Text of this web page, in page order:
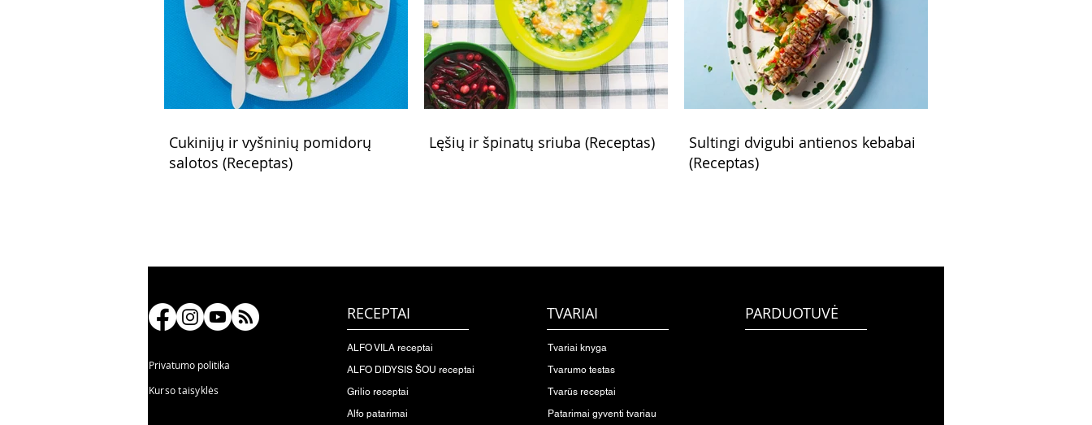
Cukinijų ir vyšninių pomidorų
salotos (Receptas)
Lęšių ir špinatų sriuba (Receptas)
Sultingi dvigubi antienos kebabai
(Receptas)
Privatumo politika
Kurso taisyklės
RECEPTAI
ALFO VILA receptai
ALFO DIDYSIS ŠOU receptai
Grilio receptai
Alfo patarimai
TVARIAI
Tvariai knyga
Tvarumo testas
Tvarūs receptai
Patarimai gyventi tvariau
PARDUOTUVĖ